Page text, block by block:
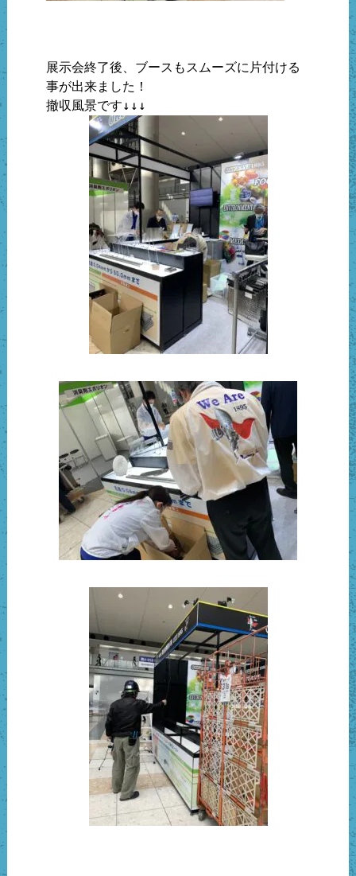
展示会終了後、ブースもスムーズに片付ける
事が出来ました！